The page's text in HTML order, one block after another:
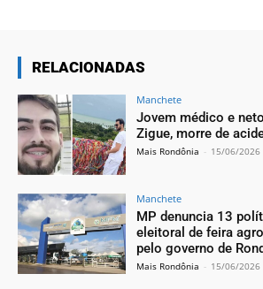
RELACIONADAS
Manchete
Jovem médico e
Zigue, morre de
Mais Rondônia - 15/06/2026
Manchete
MP denuncia 13
eleitoral de feira
pelo governo de
Mais Rondônia - 15/06/2026